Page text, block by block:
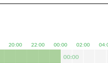
20:00 22:00 00:00 02:00
00:00